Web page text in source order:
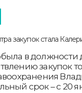
в должности
закупок
срок – с 20